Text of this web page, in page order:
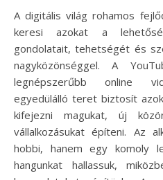
A digitális világ rohamos fejlődésével egyre több ember
keresi azokat a
gondolatait, tehetségét és
nagyközönséggel. A
legnépszerűbb online
egyedülálló teret biztosít
kifejezni magukat, új
vállalkozásukat építeni. Az
hobbi, hanem egy komoly
hangunkat hallassuk,